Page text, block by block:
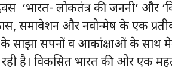
‘भारत- लोकतंत्र की जननी’ और
समावेशन और नवोन्मेष के एक
के साझा सपनों व आकांक्षाओं के साथ
रही है। विकसित भारत की ओर एक